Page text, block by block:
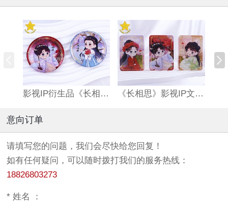
影视IP衍生品《长相思》双闪吧唧 《长相思》影视IP文创亚克力流沙麻将
意向订单
请填写您的问题，我们会尽快给您回复！
如有任何疑问，可以随时拨打我们的服务热线：
18826803273
* 姓名 ：